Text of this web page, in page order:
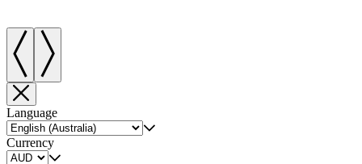
Language
Currency